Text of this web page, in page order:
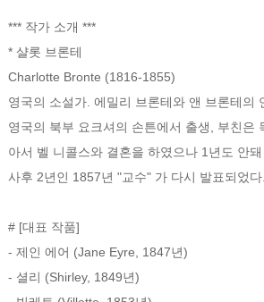
*** 작가 소개 ***
* 샬롯 브론테
Charlotte Bronte (1816-1855)
영국의 소설가. 에밀리 브론테와 앤 브론테의
영국의 북부 요크셔의 손튼에서 출생, 부친은
아서 벨 니콜스와 결혼을 하였으나 1년도 안
사후 2년인 1857년 "교수" 가 다시 발표되었다.
# [대표 작품]
- 제인 에어 (Jane Eyre, 1847년)
- 셜리 (Shirley, 1849년)